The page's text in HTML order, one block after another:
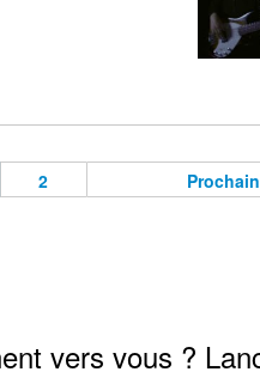
2 Prochain
vers vous ?